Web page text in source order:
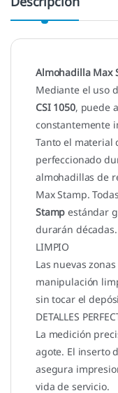
Almohadilla Max
Mediante el uso
CSI 1050, puede
constantemente
Tanto el material
perfeccionado
almohadillas de
Max Stamp.
Stamp estándar
durarán décadas.
LIMPIO
Las nuevas
manipulación
sin tocar el
DETALLES
La medición
agote. El inserto
asegura
vida de servicio.